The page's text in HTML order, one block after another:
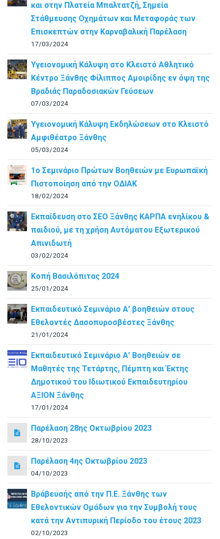
και στην Πλατεία Μπαλτατζή, Σημεία
Στάθμευσης Οχημάτων και Μεταφοράς των
Επισκεπτών στην Καρναβαλική Παρέλαση
17/03/2024
Υγειονομική Κάλυψη στο Κλειστό Αθλητικό
Κέντρο Ξάνθης Φίλιππος Αμοιρίδης εν όψη της
Βραδιάς Παραδοσιακών Γεύσεων
07/03/2024
Υγειονομική Κάλυψη Εκδηλώσεων στο Κλειστό
Αμφιθέατρο Ξάνθης
05/03/2024
1ο Σεμινάριο Πρώτων Βοηθειών με Ευρωπαϊκή
Πιστοποίηση από την ΟΔΙΑΚ
18/02/2024
Εκπαίδευση στο ΣΕΟ Ξάνθης ΚΑΡΠΑ ενηλίκου &
παιδιού, με τη χρήση Αυτόματου Εξωτερικού
Απινιδωτή
03/02/2024
Κοπή Βασιλόπιτας 2024
25/01/2024
Εκπαιδευτικό Σεμινάριο Α’ βοηθειών στους
Εθελοντές Δασοπυροσβέστες Ξάνθης
21/01/2024
Εκπαιδευτικό Σεμινάριο Α’ Βοηθειών σε
Μαθητές της Τετάρτης, Πέμπτη και Έκτης
Δημοτικού του Ιδιωτικού Εκπαιδευτηρίου
ΑΞΙΟΝ Ξάνθης
17/01/2024
Παρέλαση 28ης Οκτωβρίου 2023
28/10/2023
Παρέλαση 4ης Οκτωβρίου 2023
04/10/2023
Βράβευσής από την Π.Ε. Ξάνθης των
Εθελοντικών Ομάδων για την Συμβολή τους
κατά την Αντιπυρική Περίοδο του έτους 2023
02/10/2023